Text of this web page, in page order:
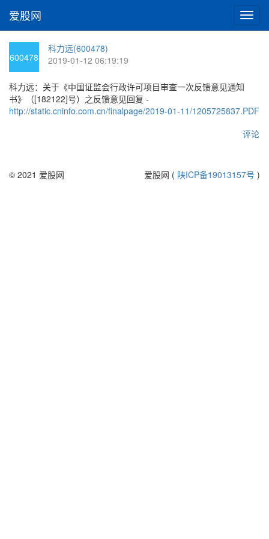
切
换
爱股网
600478
科力远(600478)
2019-01-12 06:19:19
科力远：关于《中国证监会行政许可项目审查一次反馈意见通知
书》（[182122]号）之反馈意见回复 -
http://static.cninfo.com.cn/finalpage/2019-01-11/1205725837.PDF
评论
© 2021 爱股网 爱股网 ( 陕ICP备19013157号 )